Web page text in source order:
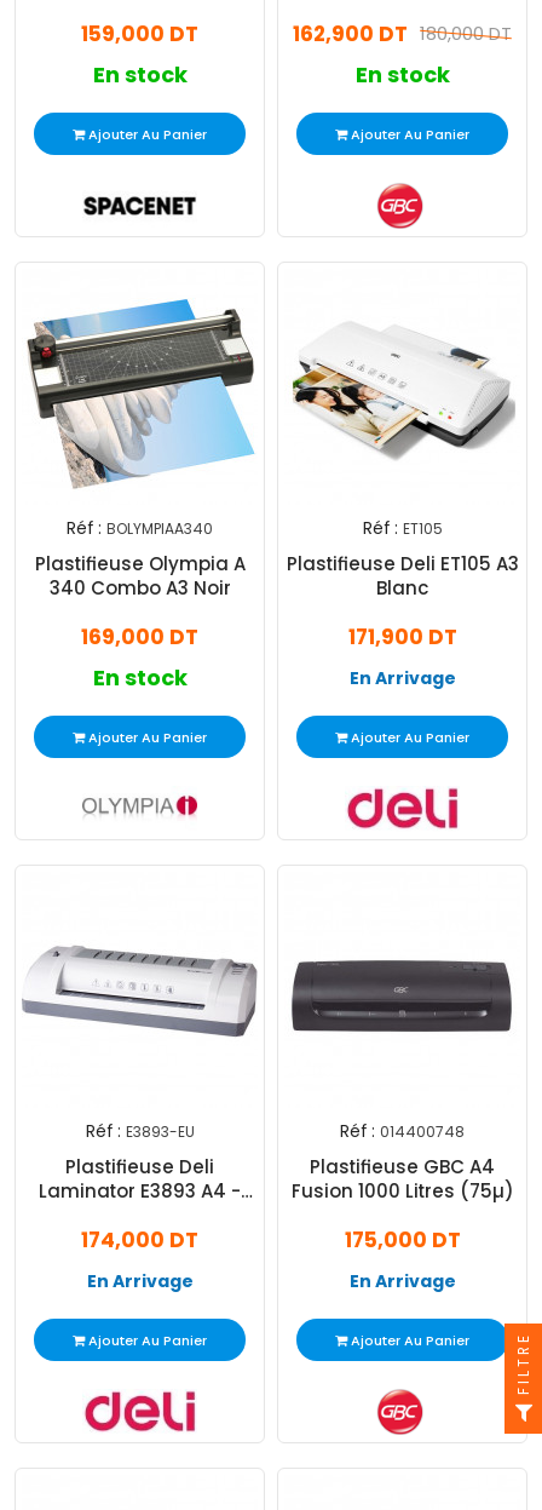
159,000 DT
En stock
Ajouter Au Panier
180,000 DT
162,900 DT
En stock
Ajouter Au Panier
Réf : BOLYMPIAA340
Plastifieuse Olympia A
340 Combo A3 Noir
169,000 DT
En stock
Ajouter Au Panier
Réf : ET105
Plastifieuse Deli ET105 A3
Blanc
171,900 DT
En Arrivage
Ajouter Au Panier
Réf : E3893-EU
Plastifieuse Deli
Laminator E3893 A4 -
174,000 DT
En Arrivage
Ajouter Au Panier
Réf : 014400748
Plastifieuse GBC A4
Fusion 1000 Litres (75µ)
175,000 DT
En Arrivage
Ajouter Au Panier FILTRE